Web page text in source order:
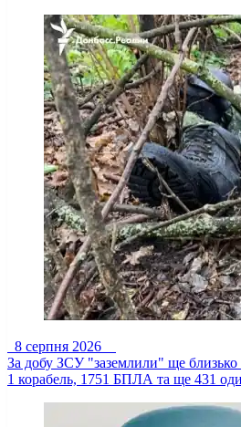
8 серпня 2026
За добу ЗСУ "заземлили" ще
1 корабель, 1751 БПЛА та ще 431